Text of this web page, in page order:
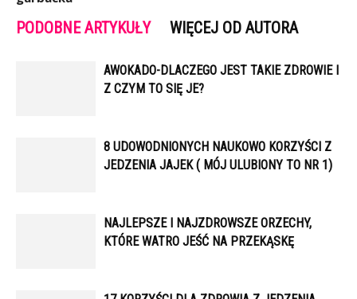
PODOBNE ARTYKUŁY WIĘCEJ OD AUTORA
AWOKADO-DLACZEGO JEST TAKIE ZDROWIE I
Z CZYM TO SIĘ JE?
8 UDOWODNIONYCH NAUKOWO KORZYŚCI Z
JEDZENIA JAJEK ( MÓJ ULUBIONY TO NR 1)
NAJLEPSZE I NAJZDROWSZE ORZECHY,
KTÓRE WATRO JEŚĆ NA PRZEKĄSKĘ